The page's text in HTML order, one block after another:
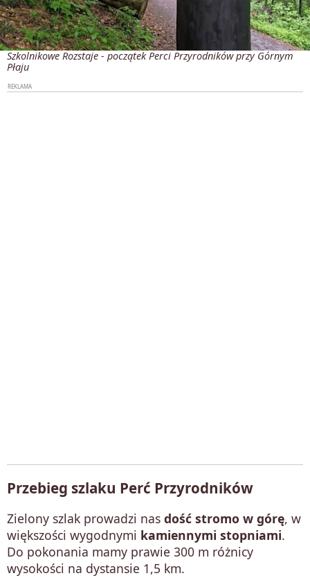
Szkolnikowe Rozstaje - początek Perci Przyrodników przy Górnym
Płaju
Przebieg szlaku Perć Przyrodników
Zielony szlak prowadzi nas dość stromo w górę, w
większości wygodnymi kamiennymi stopniami.
Do pokonania mamy prawie 300 m różnicy
wysokości na dystansie 1,5 km.